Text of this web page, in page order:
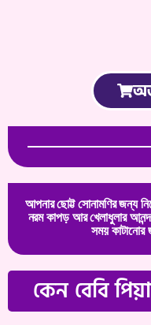
আপনার ছোট্ট সোনামণির জন্য
নরম কাপড় আর খেলাধুলার
সময়
কেন বেবি